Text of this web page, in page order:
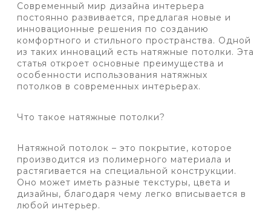
Современный мир дизайна интерьера
постоянно развивается, предлагая новые и
инновационные решения по созданию
комфортного и стильного пространства. Одной
из таких инноваций есть натяжные потолки. Эта
статья откроет основные преимущества и
особенности использования натяжных
потолков в современных интерьерах.
Что такое натяжные потолки?
Натяжной потолок – это покрытие, которое
производится из полимерного материала и
растягивается на специальной конструкции.
Оно может иметь разные текстуры, цвета и
дизайны, благодаря чему легко вписывается в
любой интерьер.